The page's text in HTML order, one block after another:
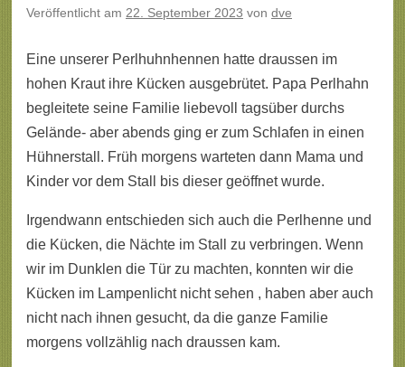
Veröffentlicht am 22. September 2023 von dve
Eine unserer Perlhuhnhennen hatte draussen im
hohen Kraut ihre Kücken ausgebrütet. Papa Perlhahn
begleitete seine Familie liebevoll tagsüber durchs
Gelände- aber abends ging er zum Schlafen in einen
Hühnerstall. Früh morgens warteten dann Mama und
Kinder vor dem Stall bis dieser geöffnet wurde.
Irgendwann entschieden sich auch die Perlhenne und
die Kücken, die Nächte im Stall zu verbringen. Wenn
wir im Dunklen die Tür zu machten, konnten wir die
Kücken im Lampenlicht nicht sehen , haben aber auch
nicht nach ihnen gesucht, da die ganze Familie
morgens vollzählig nach draussen kam.